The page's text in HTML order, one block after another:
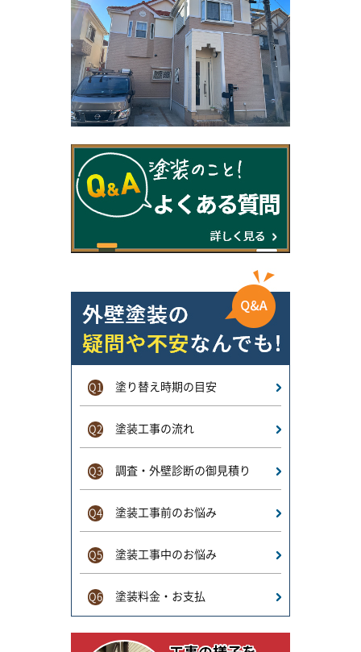
Q1 塗り替え時期の目安
Q2 塗装工事の流れ
Q3 調査・外壁診断の御見積り
Q4 塗装工事前のお悩み
Q5 塗装工事中のお悩み
Q6 塗装料金・お支払